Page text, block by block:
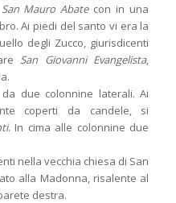
San Mauro Abatecon in una
Ai piedi del santo vi era la
degli Zucco, giurisdicenti
San Giovanni Evangelista,
due colonnine laterali. Ai
coperti da candele, si
. In cima alle colonnine due
nella vecchia chiesa di San
alla Madonna, risalente al
destra.